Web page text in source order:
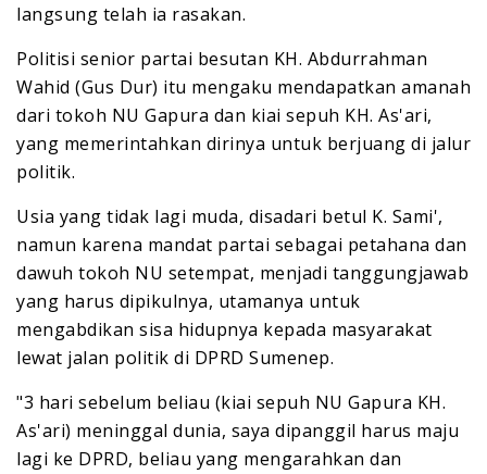
langsung telah ia rasakan.
Politisi senior partai besutan KH. Abdurrahman
Wahid (Gus Dur) itu mengaku mendapatkan amanah
dari tokoh NU Gapura dan kiai sepuh KH. As'ari,
yang memerintahkan dirinya untuk berjuang di jalur
politik.
Usia yang tidak lagi muda, disadari betul K. Sami',
namun karena mandat partai sebagai petahana dan
dawuh tokoh NU setempat, menjadi tanggungjawab
yang harus dipikulnya, utamanya untuk
mengabdikan sisa hidupnya kepada masyarakat
lewat jalan politik di DPRD Sumenep.
"3 hari sebelum beliau (kiai sepuh NU Gapura KH.
As'ari) meninggal dunia, saya dipanggil harus maju
lagi ke DPRD, beliau yang mengarahkan dan